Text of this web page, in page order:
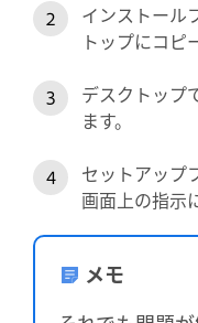
インストール
トップにコピ
デスクトップ
ます。
セットアップ
画面上の指示
メモ